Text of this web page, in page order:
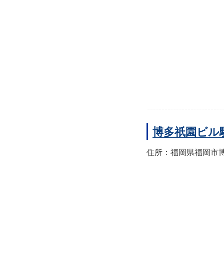
博多祇園ビル
住所：福岡県福岡市